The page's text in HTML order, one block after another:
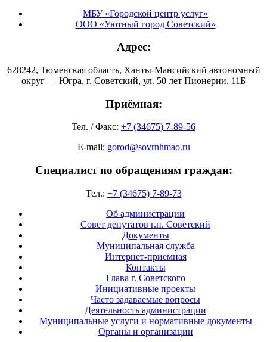
МБУ «Городской центр услуг»
ООО «Уютный город Советский»
Адрес:
628242, Тюменская область, Ханты-Мансийский автономный
округ — Югра, г. Советский, ул. 50 лет Пионерии, 11Б
Приёмная:
Тел. / Факс: +7 (34675) 7-89-56
E-mail: gorod@sovrnhmao.ru
Специалист по обращениям граждан:
Тел.: +7 (34675) 7-89-73
Об администрации
Совет депутатов г.п. Советский
Документы
Муниципальная служба
Интернет-приемная
Контакты
Глава г. Советского
Инициативные проекты
Часто задаваемые вопросы
Деятельность администрации
Муниципальные услуги и нормативные документы
Органы и организации